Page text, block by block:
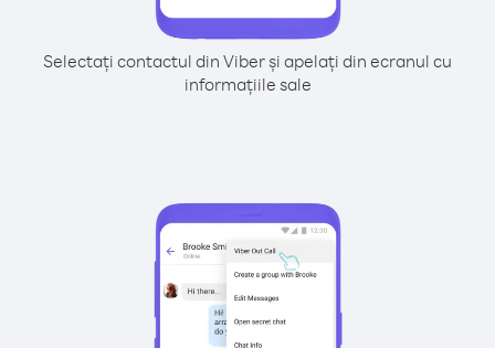
Selectați contactul din Viber și apelați din ecranul cu
informațiile sale